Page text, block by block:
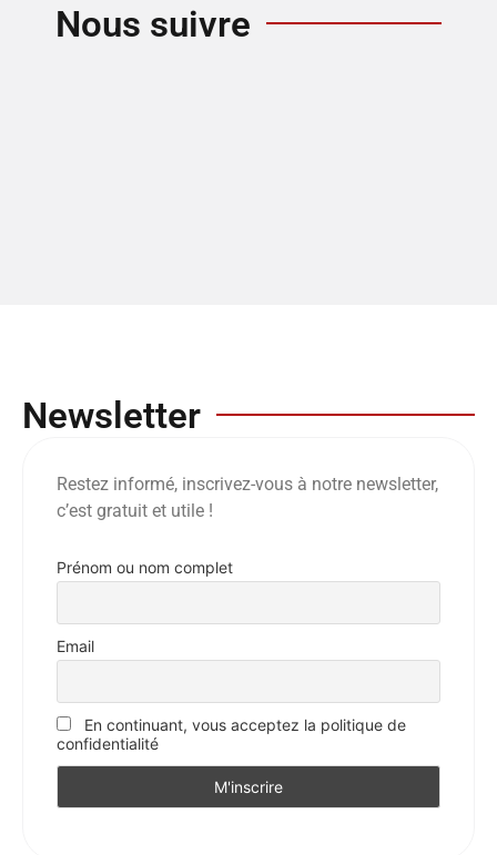
Nous suivre
Newsletter
Restez informé, inscrivez-vous à notre newsletter,
c’est gratuit et utile !
Prénom ou nom complet
Email
En continuant, vous acceptez la politique de
confidentialité